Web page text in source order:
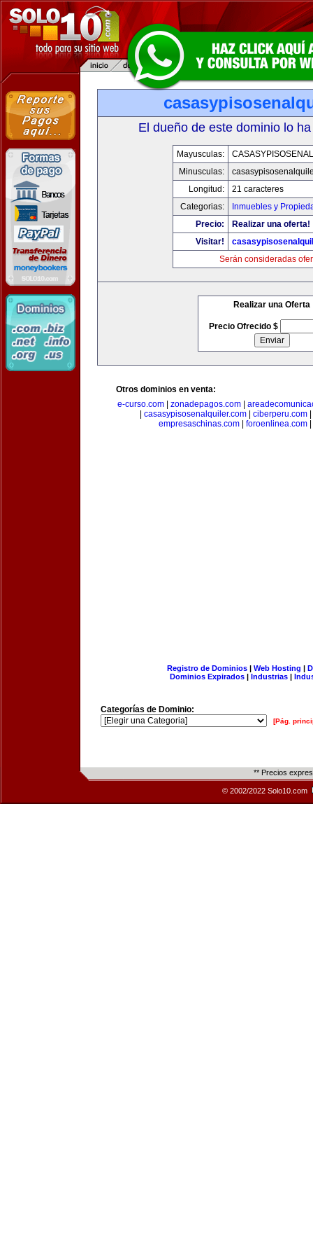
El dueño de este dominio lo
Mayusculas:
Minusculas:
Longitud:
21 caracteres
Categorias:
Inmuebles y
Precio:
Realizar una oferta!
Visitar!
Serán consideradas
Realizar una Oferta
Precio Ofrecido $
Otros dominios en venta:
e-curso.com| zonadepagos.com|
casasypisosenalquiler.com ciberperu.com
empresaschinas.com| foroenlinea.com|
Registro de Dominios| Web Hosting |
Dominios Expirados | Industrias |
Categorías de Dominio:
[Pág.
** Precios
© 2002/2022 Solo10.com